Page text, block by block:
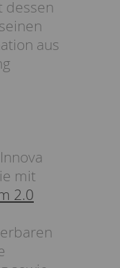
dessen
aus
mit
2.0